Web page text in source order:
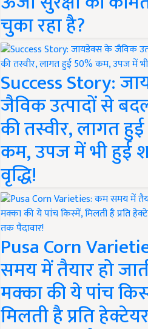
चुका रहा है?
Success Story:
जैविक उत्पादों से
की तस्वीर, लागत
कम, उपज में भी हुई
वृद्धि!
Pusa Corn
समय में तैयार हो
मक्का की ये पांच
मिलती है प्रति